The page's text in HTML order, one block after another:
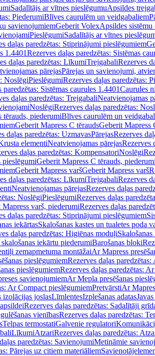
Sadalītājs ar vītnes pieslēgumuApsildes
PiederumiBlīves caurulēm un veidgabaliem
savienojumiemGeberit VolexApsildes sistēmu
PieslēgumiSadalītājs ar vītnes
daļas paredzētas: Stiprinājumi pieslēgumiem
1.4401Rezerves daļas paredzētas: Sistēmas
daļas paredzētas: LīkumiTrejgabaliRezerves
pārejasPārejas un savienojumi,
NoslēgiPieslēgumiRezerves daļas paredzētas:
paredzētas: Sistēmas caurules 1.4401Caurules
daļas paredzētas: TrejgabaliNeatvienojamas
NoslēgiRezerves daļas paredzētas:
tērauds, piederumiBlīves caurulēm un
Geberit Mapress C tēraudsGeberit Mapress
daļas paredzētas: UzmavasPārejasRezerves
elementiNeatvienojamas pārejasRezerves
daļas paredzētas: KompensatoriNoslēgi
pieslēgumiGeberit Mapress C tērauds, piederumi
Geberit Mapress varšGeberit Mapress varš
daļas paredzētas: LīkumiTrejgabaliRezerves
Neatvienojamas pārejasRezerves daļas
NoslēgiPieslēgumiRezerves daļas
Mapress varš, piederumiRezerves daļas
daļas paredzētas: Stiprinājumi pieslēgumiem
iekārtasSkalošanas kastes un tualetes poda
daļas paredzētas: Higiēnas moduļi
iekārtu piederumiBarošanas bloki
zemapmetuma montāžaiAr Mapress
pieslēgumiemRezerves daļas
pieslēgumiemRezerves daļas paredzētas:
savienojumiemAr Mepla presēšanas
Ar Compact pieslēgumiemPretvārstiAr
izolācijas joslasLīmlentesIzplešanas adatas
Rezerves daļas paredzētas: Sadalītāji
vienībasRezerves daļas paredzētas:
Telpas termostatiGalvenie regulatori
LīkumiAtzariRezerves daļas paredzētas:
paredzētas: SavienojumiMetināmie
Pārejas uz citiem materiāliem